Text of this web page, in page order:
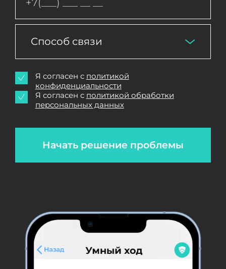
Способ связи
Начать решение проблемы
Я согласен с политикой
конфиденциальности
Я согласен с политикой обработки
персональных данных